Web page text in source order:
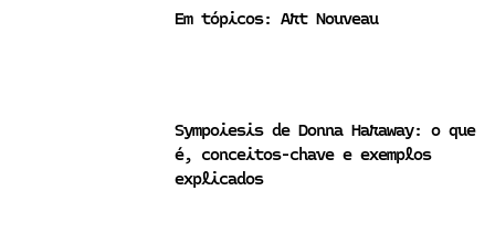
Em tópicos: Art Nouveau
Sympoiesis de Donna Haraway: o que
é, conceitos-chave e exemplos
explicados